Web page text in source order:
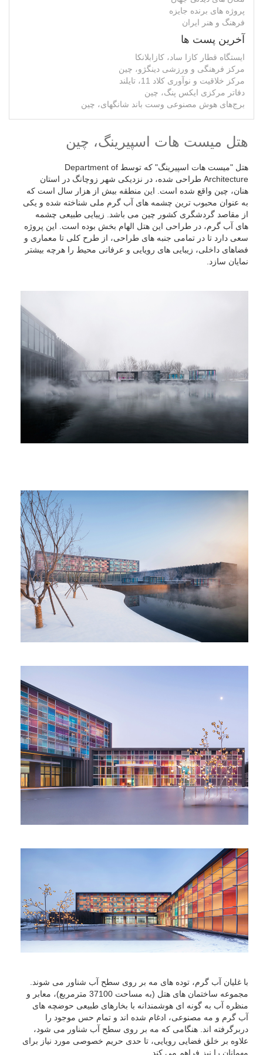
پروژه های برنده جایزه
فرهنگ و هنر ایران
آخرین پست ها
ایستگاه قطار کازا ساد، کازابلانکا
مرکز فرهنگی و ورزشی دینگژو، چین
مرکز خلاقیت و نوآوری کلاد 11، تایلند
دفاتر مرکزی ایکس پنگ، چین
برج‌های هوش مصنوعی وست باند شانگهای، چین
هتل میست هات اسپیرینگ، چین
هتل "میست هات اسپیرینگ" که توسط Department of
Architecture طراحی شده، در نزدیکی شهر زوچانگ در استان
هنان، چین واقع شده است. این منطقه بیش از هزار سال است که
به عنوان محبوب ترین چشمه های آب گرم ملی شناخته شده و یکی
از مقاصد گردشگری کشور چین می باشد. زیبایی طبیعی چشمه
های آب گرم، در طراحی این هتل الهام بخش بوده است. این پروژه
سعی دارد تا در تمامی جنبه های طراحی، از طرح کلی تا معماری و
فضاهای داخلی، زیبایی های رویایی و عرفانی محیط را هرچه بیشتر
نمایان سازد.
با غلیان آب گرم، توده های مه بر روی سطح آب شناور می شوند.
مجموعه ساختمان های هتل (به مساحت 37100 مترمربع)، معابر و
منظره آب به گونه ای هوشمندانه با بخارهای طبیعی حوضچه های
آب گرم و مه مصنوعی، ادغام شده اند و تمام حس موجود را
دربرگرفته اند. هنگامی که مه بر روی سطح آب شناور می شود،
علاوه بر خلق فضایی رویایی، تا حدی حریم خصوصی مورد نیاز برای
مهمانان را نیز فراهم می کند.